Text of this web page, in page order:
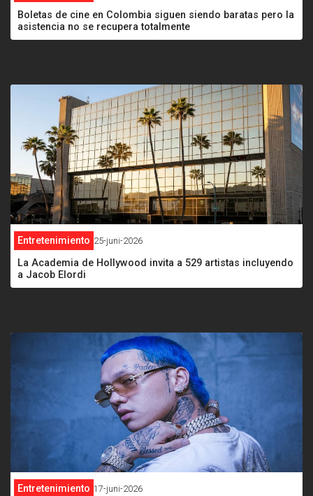
Boletas de cine en Colombia siguen siendo baratas pero la
asistencia no se recupera totalmente
Entretenimiento 25-juni-2026
La Academia de Hollywood invita a 529 artistas incluyendo
a Jacob Elordi
Entretenimiento 17-juni-2026